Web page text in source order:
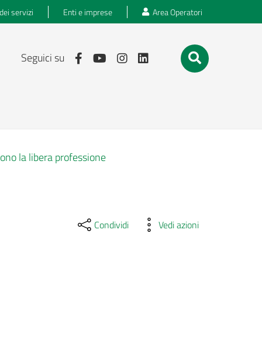
servizi Enti e imprese Area Operatori
Seguici su
la libera professione
Condividi Vedi azioni